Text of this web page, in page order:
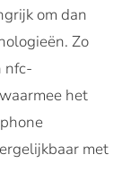
om dan
Zo
nfc-
het
met